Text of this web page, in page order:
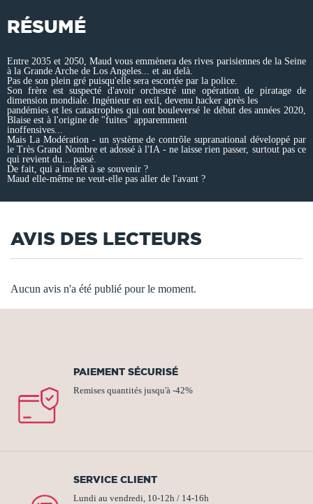
RÉSUMÉ
Entre 2035 et 2050, Maud vous emmènera des rives parisiennes de la Seine
à la Grande Arche de Los Angeles... et au delà.
Pas de son plein gré puisqu'elle sera escortée par la police.
Son frère est suspecté d'avoir orchestré une opération de piratage de
dimension mondiale. Ingénieur en exil, devenu hacker après les
pandémies et les catastrophes qui ont bouleversé le début des années 2020,
Blaise est à l'origine de "fuites" apparemment
inoffensives...
Mais La Modération - un système de contrôle supranational développé par
le Très Grand Nombre et adossé à l'IA - ne laisse rien passer, surtout pas ce
qui revient du... passé.
De fait, qui a intérêt à se souvenir ?
Maud elle-même ne veut-elle pas aller de l'avant ?
AVIS DES LECTEURS
Aucun avis n'a été publié pour le moment.
PAIEMENT SÉCURISÉ
Remises quantités jusqu'à -42%
SERVICE CLIENT
Lundi au vendredi, 10-12h / 14-16h